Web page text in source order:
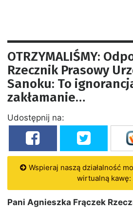
OTRZYMALIŚMY:
Rzecznik Prasowy
Sanoku: To
zakłamanie…
Udostępnij na:
Wspieraj naszą działalność
wirtualną kawę:
Pani Agnieszka Frączek